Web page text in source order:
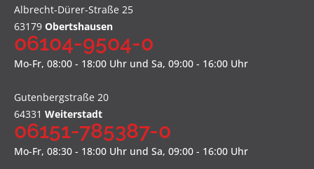
Albrecht-Dürer-Straße 25
63179 Obertshausen
06104-9504-0
Mo-Fr, 08:00 - 18:00 Uhr und Sa, 09:00 - 16:00 Uhr
Gutenbergstraße 20
64331 Weiterstadt
06151-785387-0
Mo-Fr, 08:30 - 18:00 Uhr und Sa, 09:00 - 16:00 Uhr